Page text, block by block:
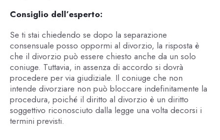
Consiglio dell’esperto:
Se ti stai chiedendo se dopo la separazione
consensuale posso oppormi al divorzio, la risposta è
che il divorzio può essere chiesto anche da un solo
coniuge. Tuttavia, in assenza di accordo si dovrà
procedere per via giudiziale. Il coniuge che non
intende divorziare non può bloccare indefinitamente la
procedura, poiché il diritto al divorzio è un diritto
soggettivo riconosciuto dalla legge una volta decorsi i
termini previsti.